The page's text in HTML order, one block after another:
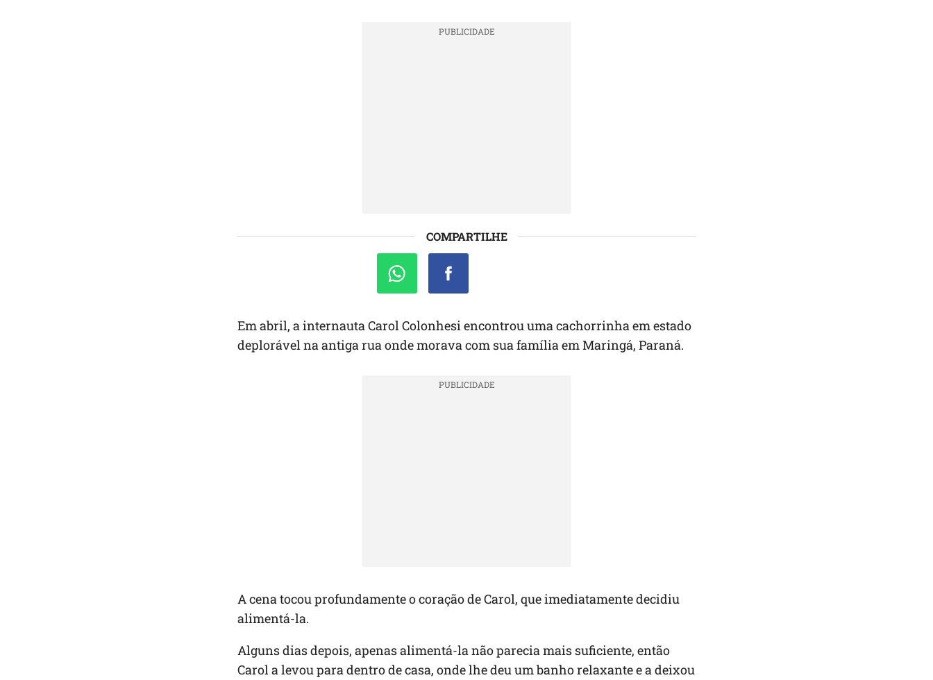
COMPARTILHE
Em abril, a internauta Carol Colonhesi encontrou uma cachorrinha em estado
deplorável na antiga rua onde morava com sua família em Maringá, Paraná.
A cena tocou profundamente o coração de Carol, que imediatamente decidiu
alimentá-la.
Alguns dias depois, apenas alimentá-la não parecia mais suficiente, então
Carol a levou para dentro de casa, onde lhe deu um banho relaxante e a deixou